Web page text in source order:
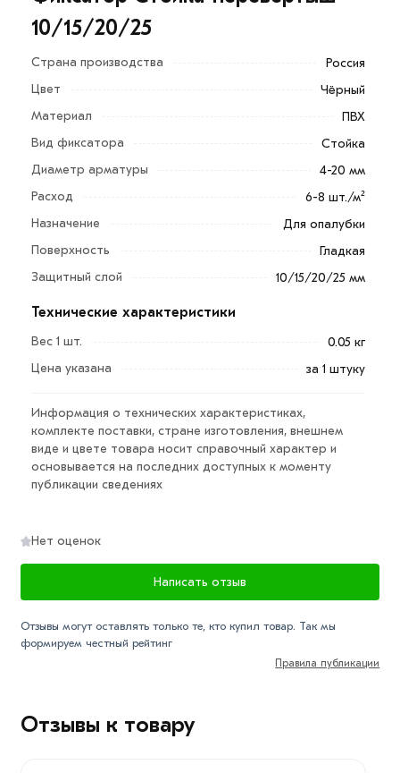
Фиксатор арматуры стойка-перевертыш 10/15/20/25
необходим при горизонтальном армировании, в
качестве опоры арматуры, а также узлов арматурной
объекта толщина защитного слоя регламентируется
строительными нормами и правилами.
Дистанцеры не только упрощают сам процесс
бетонирования, но и защищают арматуру от
работах, устраняют вероятность проявления
или стены при соприкосновении арматуры и опалубки.
помогают сэкономить время и средства, упростят
рабочий процесс. Именно дистанцеры создают
перекрытий, укрепления грунтов, армирования стен.
10/15/20/25
Страна производства
Россия
Цвет
Чёрный
Материал
ПВХ
Вид фиксатора
Стойка
Диаметр арматуры
4-20 мм
Расход
6-8 шт./м²
Назначение
Для опалубки
Поверхность
Гладкая
Защитный слой
10/15/20/25 мм
Технические характеристики
Вес 1 шт.
0.05 кг
Цена указана
за 1 штуку
Информация о технических характеристиках,
комплекте поставки, стране изготовления, внешнем
виде и цвете товара носит справочный характер и
основывается на последних доступных к моменту
публикации сведениях
Отзывы к товару
Нет оценок
Написать отзыв
Отзывы могут оставлять только те, кто купил товар. Так мы
формируем честный рейтинг
Правила публикации